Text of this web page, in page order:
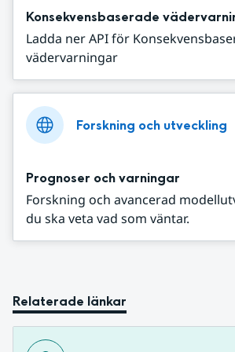
Konsekvensbaserade
Ladda ner API för
vädervarningar
Forskning och utveckling
Prognoser och varningar
Forskning och avancerad
du ska veta vad som väntar.
Relaterade länkar